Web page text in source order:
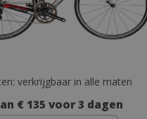
verkrijgbaar in alle maten
€ 135 voor 3 dagen